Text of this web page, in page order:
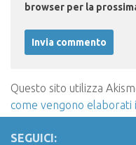
browser per la
Questo sito utilizza
come vengono elaborati
SEGUICI: